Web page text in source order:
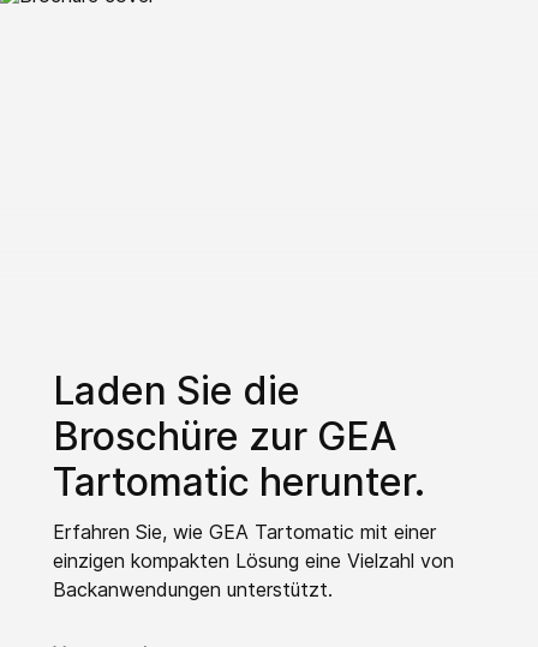
Laden Sie die
Broschüre zur GEA
Tartomatic herunter.
Erfahren Sie, wie GEA Tartomatic mit einer
einzigen kompakten Lösung eine Vielzahl von
Backanwendungen unterstützt.